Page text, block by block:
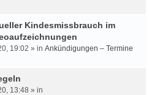
Kindesmissbrauch im
19:02 » in Ankündigungen – Termine
13:48 » in